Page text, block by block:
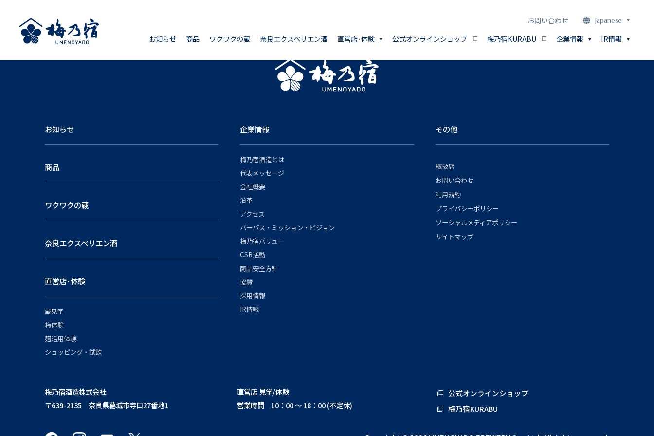
お問い合わせ Japanese
お知らせ 商品 ワクワクの蔵 奈良エクスペリエン酒 直営店･体験 公式オンラインショップ 梅乃宿KURABU 企業情報 IR情報
お知らせ
商品
ワクワクの蔵
奈良エクスペリエン酒
直営店･体験
蔵見学
梅体験
麹活用体験
ショッピング・試飲
企業情報
梅乃宿酒造とは
代表メッセージ
会社概要
沿革
アクセス
パーパス・ミッション・ビジョン
梅乃宿バリュー
CSR活動
商品安全方針
協賛
採用情報
IR情報
その他
取扱店
お問い合わせ
利用規約
プライバシーポリシー
ソーシャルメディアポリシー
サイトマップ
梅乃宿酒造株式会社
〒639-2135 奈良県葛城市寺口27番地1
直営店 見学/体験
営業時間 10：00 ～ 18：00 (不定休)
公式オンラインショップ
梅乃宿KURABU